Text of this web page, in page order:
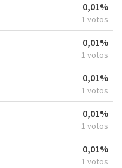
0,01%
1 votos
0,01%
1 votos
0,01%
1 votos
0,01%
1 votos
0,01%
1 votos